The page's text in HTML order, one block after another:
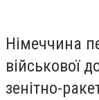
Німеччина
військової
зенітно-